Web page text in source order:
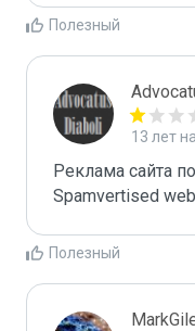
Полезный
13 лет
Реклама сайта
Spamvertised
Полезный